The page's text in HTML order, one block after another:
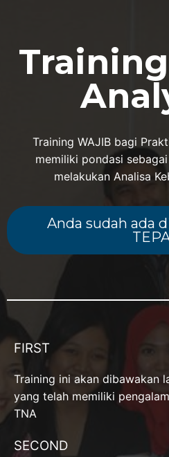
Training WAJIB bagi
memiliki pondasi
melakukan Analisa
Anda sudah ada
FIRST
Training ini akan dibawakan
yang telah memiliki
TNA
SECOND